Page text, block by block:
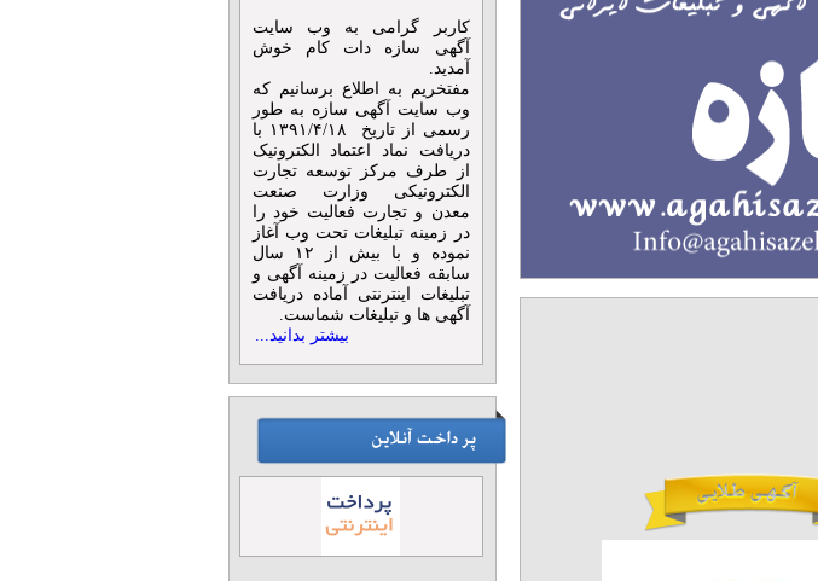
کاربر گرامی به وب سایت
آگهی سازه دات کام خوش
آمدید.
مفتخریم به اطلاع برسانیم که
وب سایت آگهی سازه به طور
رسمی از تاریخ ۱۳۹۱/۴/۱۸ با
دریافت نماد اعتماد الکترونیک
از طرف مرکز توسعه تجارت
الکترونیکی وزارت صنعت
معدن و تجارت فعالیت خود را
در زمینه تبلیغات تحت وب آغاز
نموده و با بیش از ۱۲ سال
سابقه فعالیت در زمینه آگهی و
تبلیغات اینترنتی آماده دریافت
آگهی ها و تبلیغات شماست.
بیشتر بدانید...